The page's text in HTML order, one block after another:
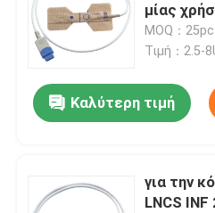
μίας
ενήλικος
του /
MOQ：
Τιμή：2.5-
Καλύτερη τιμή
για την
LNCS